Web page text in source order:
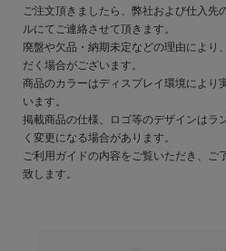
ご注文頂きましたら、弊社および仕入先
ルにてご連絡させて頂きます。
廃盤や欠品・納期未定などの理由により
だく場合がございます。
商品のカラーはディスプレイ環境により
います。
掲載商品の仕様、ロゴ等のデザインはラ
く変更になる場合があります。
ご利用ガイドの内容をご覧いただき、ご
致します。